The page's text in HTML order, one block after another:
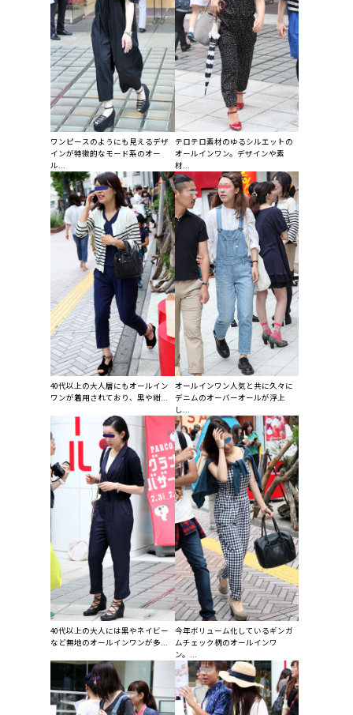
ワンピースのようにも見えるデザ
インが特徴的なモード系のオー
ル...
テロテロ素材のゆるシルエットの
オールインワン。デザインや素
材...
40代以上の大人層にもオールイン
ワンが着用されており、黒や紺...
オールインワン人気と共に久々に
デニムのオーバーオールが浮上
し...
40代以上の大人には黒やネイビー
など無地のオールインワンが多...
今年ボリューム化しているギンガ
ムチェック柄のオールインワ
ン。...